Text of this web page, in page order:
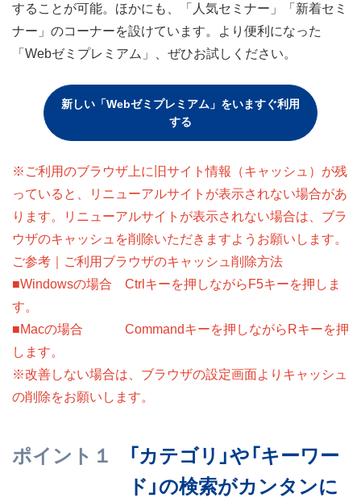
実務支援機能
実務支援DB 手引き検索
関連資料
Webゼミプレミアム
記事一覧 実務FAQ一覧 IFRS
することが可能。ほかにも、「人気セミナー」「新着セミ
ナー」のコーナーを設けています。より便利になった
「Webゼミプレミアム」、ぜひお試しください。
新しい「Webゼミプレミアム」をいますぐ利用
する
※ご利用のブラウザ上に旧サイト情報（キャッシュ）が残
っていると、リニューアルサイトが表示されない場合があ
ります。リニューアルサイトが表示されない場合は、ブラ
ウザのキャッシュを削除いただきますようお願いします。
ご参考｜ご利用ブラウザのキャッシュ削除方法
■Windowsの場合 Ctrlキーを押しながらF5キーを押しま
す。
■Macの場合 Commandキーを押しながらRキーを押
します。
※改善しない場合は、ブラウザの設定画面よりキャッシュ
の削除をお願いします。
ポイント１
「カテゴリ」や「キーワー
ド」の検索がカンタンに